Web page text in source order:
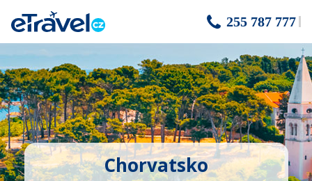
255 787 777
Chorvatsko